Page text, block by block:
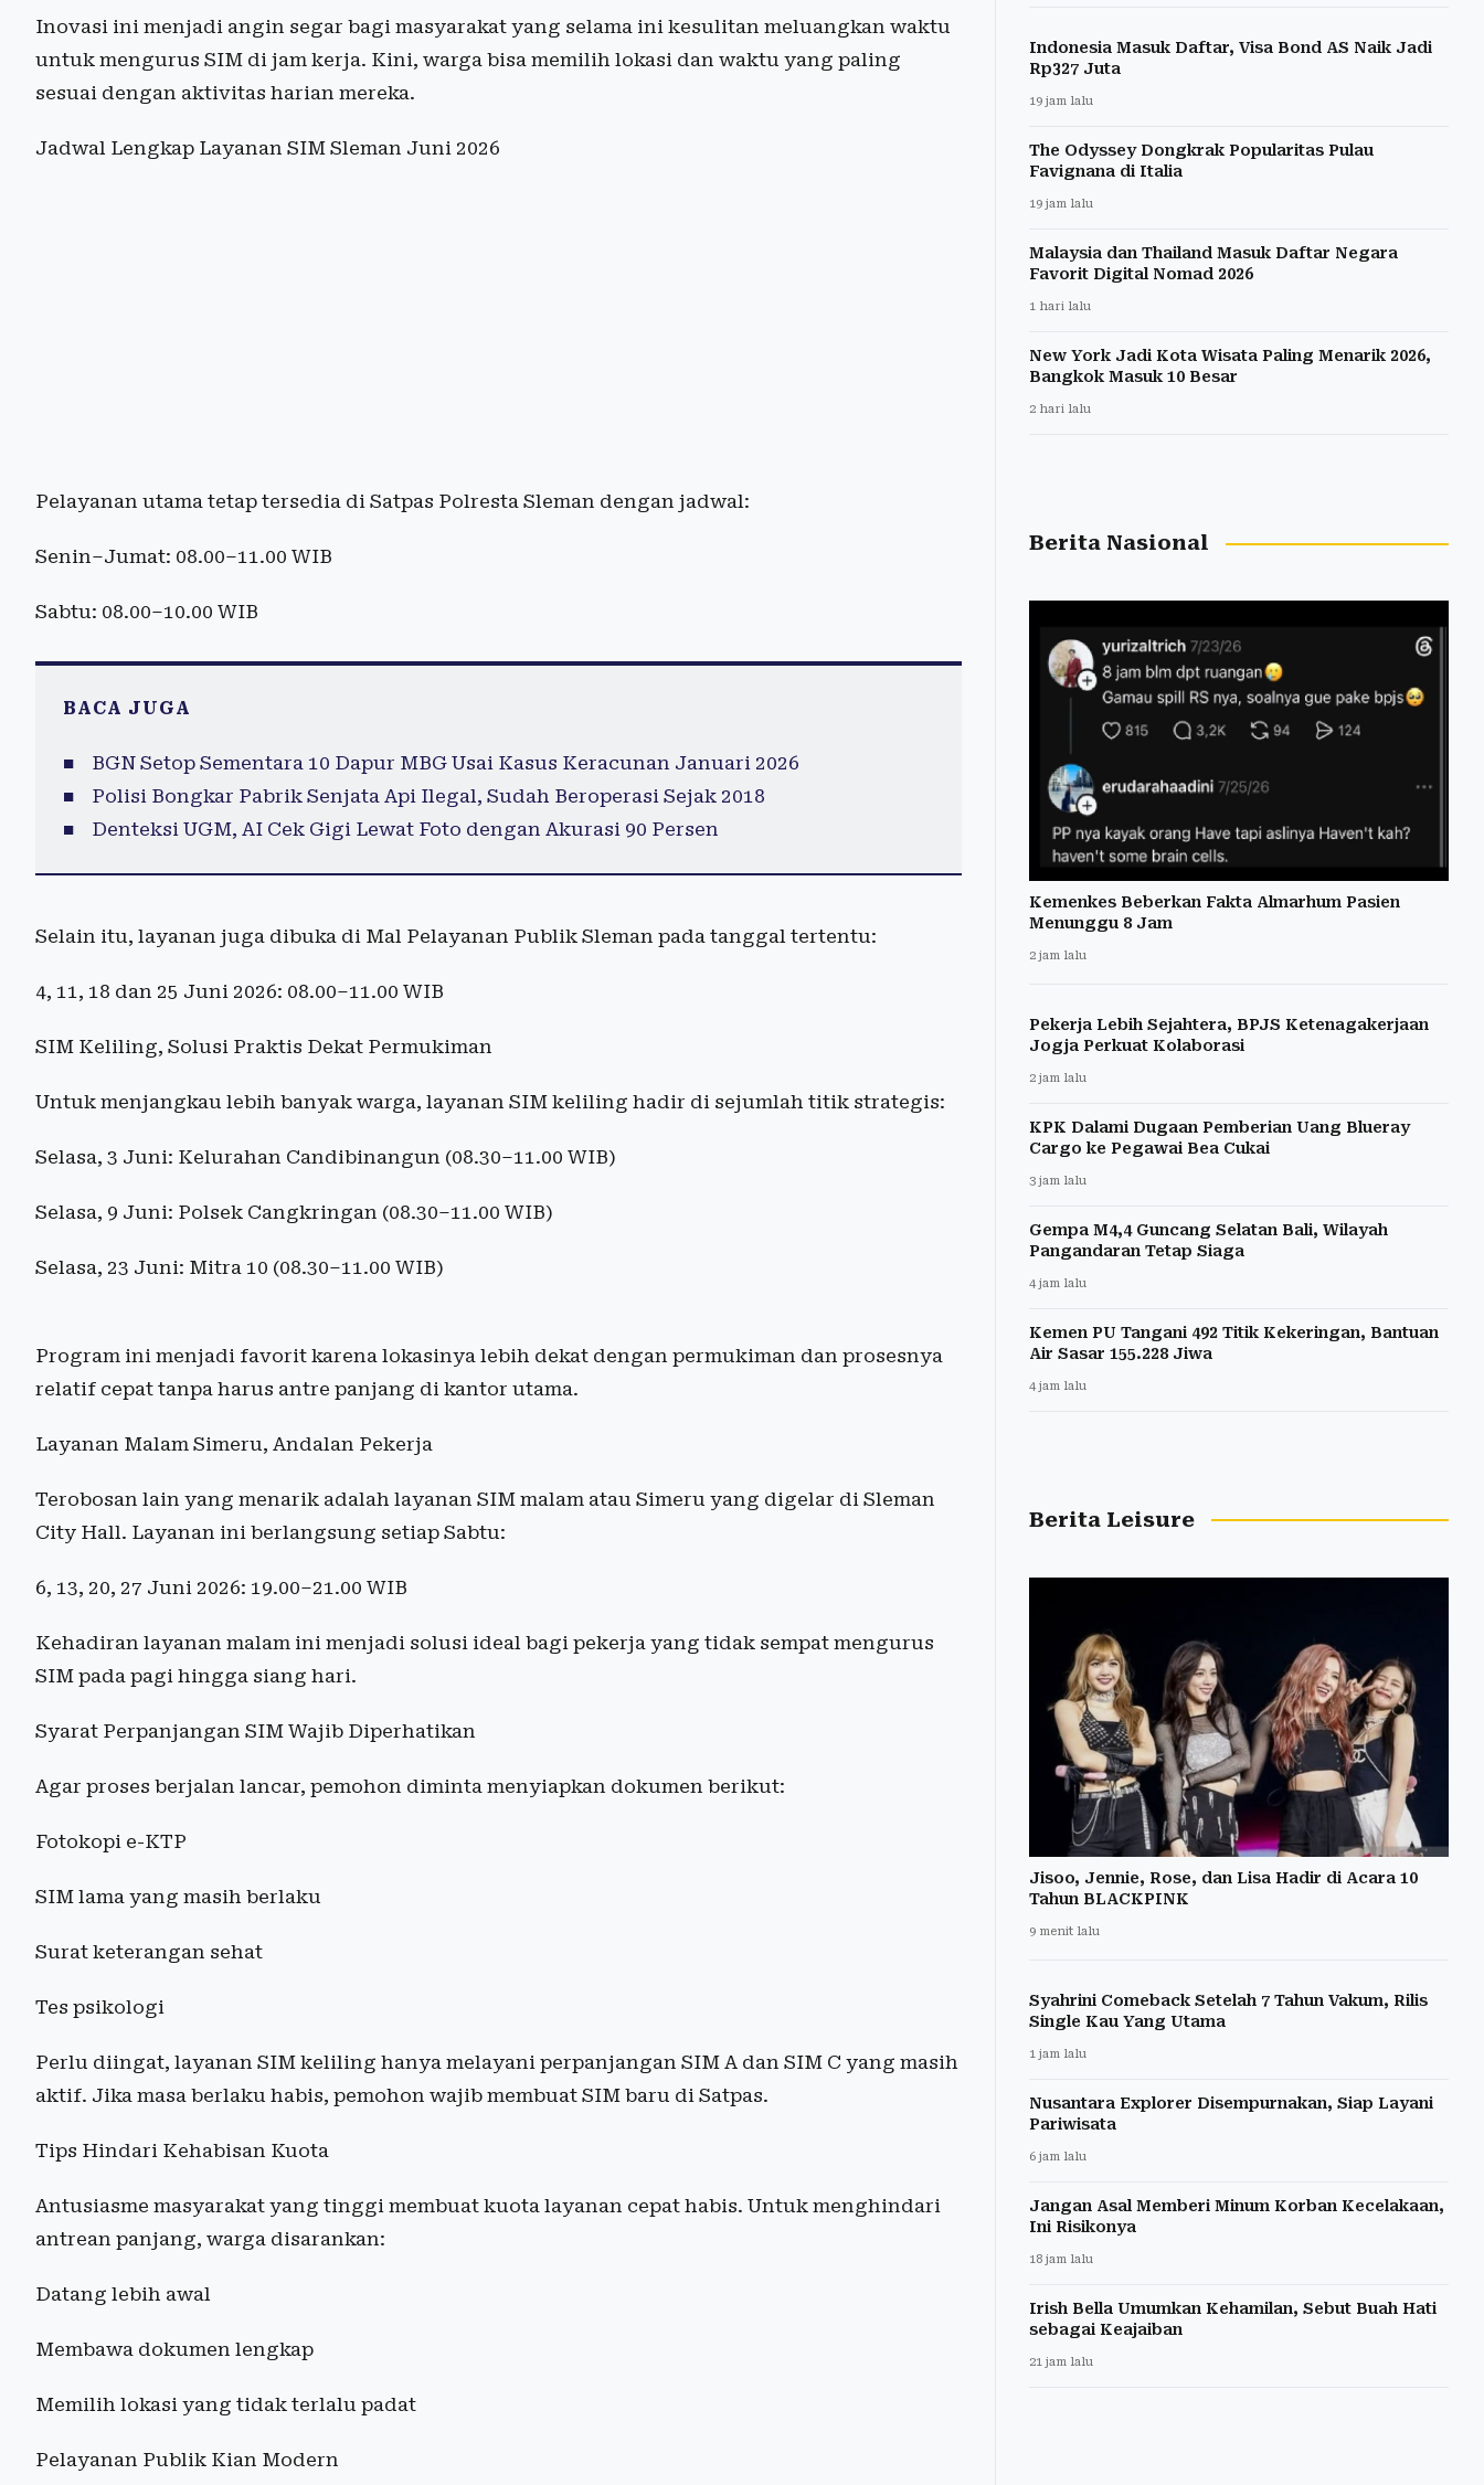
Inovasi ini menjadi angin segar bagi masyarakat yang selama ini kesulitan meluangkan waktu
untuk mengurus SIM di jam kerja. Kini, warga bisa memilih lokasi dan waktu yang paling
sesuai dengan aktivitas harian mereka.
Jadwal Lengkap Layanan SIM Sleman Juni 2026
Pelayanan utama tetap tersedia di Satpas Polresta Sleman dengan jadwal:
Senin–Jumat: 08.00–11.00 WIB
Sabtu: 08.00–10.00 WIB
BACA JUGA
BGN Setop Sementara 10 Dapur MBG Usai Kasus Keracunan Januari 2026
Polisi Bongkar Pabrik Senjata Api Ilegal, Sudah Beroperasi Sejak 2018
Denteksi UGM, AI Cek Gigi Lewat Foto dengan Akurasi 90 Persen
Selain itu, layanan juga dibuka di Mal Pelayanan Publik Sleman pada tanggal tertentu:
4, 11, 18 dan 25 Juni 2026: 08.00–11.00 WIB
SIM Keliling, Solusi Praktis Dekat Permukiman
Untuk menjangkau lebih banyak warga, layanan SIM keliling hadir di sejumlah titik strategis:
Selasa, 3 Juni: Kelurahan Candibinangun (08.30–11.00 WIB)
Selasa, 9 Juni: Polsek Cangkringan (08.30–11.00 WIB)
Selasa, 23 Juni: Mitra 10 (08.30–11.00 WIB)
Program ini menjadi favorit karena lokasinya lebih dekat dengan permukiman dan prosesnya
relatif cepat tanpa harus antre panjang di kantor utama.
Layanan Malam Simeru, Andalan Pekerja
Terobosan lain yang menarik adalah layanan SIM malam atau Simeru yang digelar di Sleman
City Hall. Layanan ini berlangsung setiap Sabtu:
6, 13, 20, 27 Juni 2026: 19.00–21.00 WIB
Kehadiran layanan malam ini menjadi solusi ideal bagi pekerja yang tidak sempat mengurus
SIM pada pagi hingga siang hari.
Syarat Perpanjangan SIM Wajib Diperhatikan
Agar proses berjalan lancar, pemohon diminta menyiapkan dokumen berikut:
Fotokopi e-KTP
SIM lama yang masih berlaku
Surat keterangan sehat
Tes psikologi
Perlu diingat, layanan SIM keliling hanya melayani perpanjangan SIM A dan SIM C yang masih
aktif. Jika masa berlaku habis, pemohon wajib membuat SIM baru di Satpas.
Tips Hindari Kehabisan Kuota
Antusiasme masyarakat yang tinggi membuat kuota layanan cepat habis. Untuk menghindari
antrean panjang, warga disarankan:
Datang lebih awal
Membawa dokumen lengkap
Memilih lokasi yang tidak terlalu padat
Pelayanan Publik Kian Modern
Indonesia Masuk Daftar, Visa Bond AS Naik Jadi
Rp327 Juta
19 jam lalu
The Odyssey Dongkrak Popularitas Pulau
Favignana di Italia
19 jam lalu
Malaysia dan Thailand Masuk Daftar Negara
Favorit Digital Nomad 2026
1 hari lalu
New York Jadi Kota Wisata Paling Menarik 2026,
Bangkok Masuk 10 Besar
2 hari lalu
Berita Nasional
Kemenkes Beberkan Fakta Almarhum Pasien
Menunggu 8 Jam
2 jam lalu
Pekerja Lebih Sejahtera, BPJS Ketenagakerjaan
Jogja Perkuat Kolaborasi
2 jam lalu
KPK Dalami Dugaan Pemberian Uang Blueray
Cargo ke Pegawai Bea Cukai
3 jam lalu
Gempa M4,4 Guncang Selatan Bali, Wilayah
Pangandaran Tetap Siaga
4 jam lalu
Kemen PU Tangani 492 Titik Kekeringan, Bantuan
Air Sasar 155.228 Jiwa
4 jam lalu
Berita Leisure
Jisoo, Jennie, Rose, dan Lisa Hadir di Acara 10
Tahun BLACKPINK
9 menit lalu
Syahrini Comeback Setelah 7 Tahun Vakum, Rilis
Single Kau Yang Utama
1 jam lalu
Nusantara Explorer Disempurnakan, Siap Layani
Pariwisata
6 jam lalu
Jangan Asal Memberi Minum Korban Kecelakaan,
Ini Risikonya
18 jam lalu
Irish Bella Umumkan Kehamilan, Sebut Buah Hati
sebagai Keajaiban
21 jam lalu